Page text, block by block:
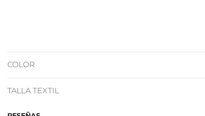
COLOR
TALLA TEXTIL